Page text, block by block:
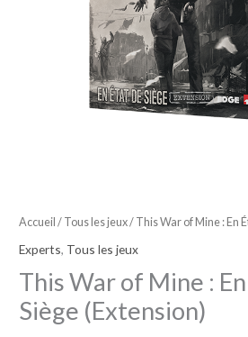
Accueil / Tous les jeux/ This War of Mine : En
Experts, Tous les jeux
This War of Mine :
Siège (Extension)